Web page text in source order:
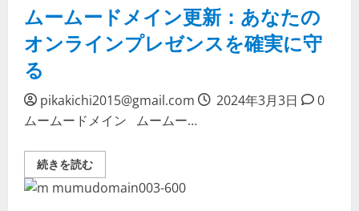
詳
し
く
読
新
を
賢
コ
ス
ト
え
て
オ
ン
ムームードメイン更新：あなたの
オンラインプレゼンスを確実に守
る
pikakichi2015@gmail.com 2024年3月3日
0
ムームードメイン ムームー…
続きを読むム
ー
ム
ー